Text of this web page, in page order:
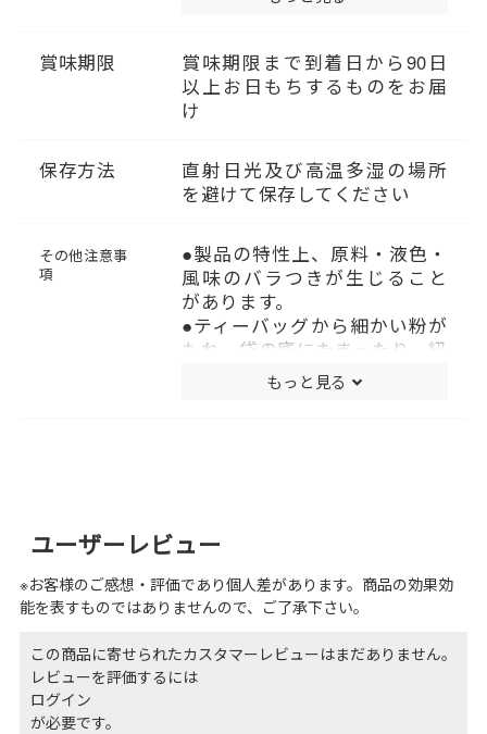
（抽出液※）
たんぱく質：0g
脂質：0g
炭水化物：0g
カフェイン：0g
（推定値）
※1袋（1.7g）にお湯を200mL
100g当たり。
定量下限値未満を0gと表示し
ています。（カフェイン）
賞味期限
賞味期限まで到着日から90日
以上お日もちするものをお届
け
保存方法
直射日光及び高温多湿の場所
を避けて保存してください
その他注意事
項
●製品の特性上、原料・液色・
風味のバラつきが生じること
があります。
●ティーバッグから細かい粉が
もれ、袋の底にたまったり、紐
に付着することがあります。
●開封後は必ず密封して保存
もっと見る
ユーザーレビュー
※お客様のご感想・評価であり個人差があります。商品の効果効
能を表すものではありませんので、ご了承下さい。
この商品に寄せられたカスタマーレビューはまだありません。
レビューを評価するには
ログイン
が必要です。